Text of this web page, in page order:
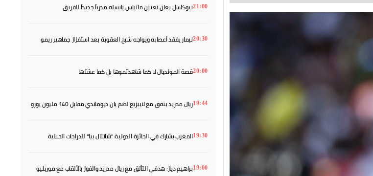
21:00نيوكاسل يعلن تعيين ماتياس يايسله مدرباً جديداً للفريق
20:30نيمار يفقد أعصابه ويواجه شبح العقوبة بعد استفزاز جماهير ريمو
20:00قصة المونديال لا كما شاهدتموها بل كما عشتها
19:44ريال مدريد يتفق مع لايبزيغ لضم يان ديوماندي مقابل 140 مليون يورو
19:30المغرب يشارك في الجائزة الدولية "شانتال بيا" للدراجات الجبلية
19:00براهيم دياز: هدفي التألق مع ريال مدريد والفوز بالألقاب مع مورينيو